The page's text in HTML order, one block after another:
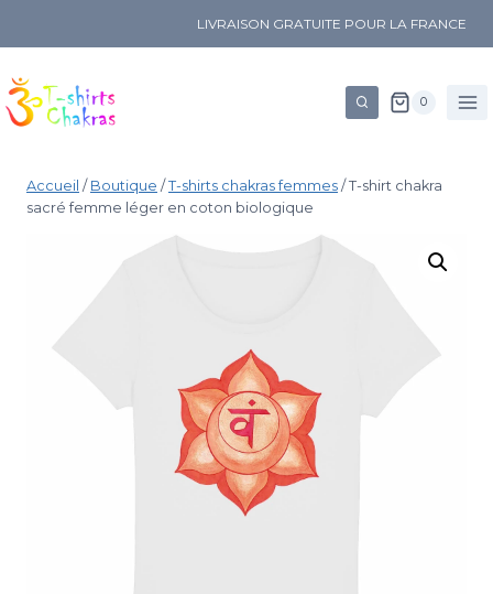
LIVRAISON GRATUITE POUR LA FRANCE
0
Accueil / Boutique / T-shirts chakras femmes / T-shirt chakra
sacré femme léger en coton biologique